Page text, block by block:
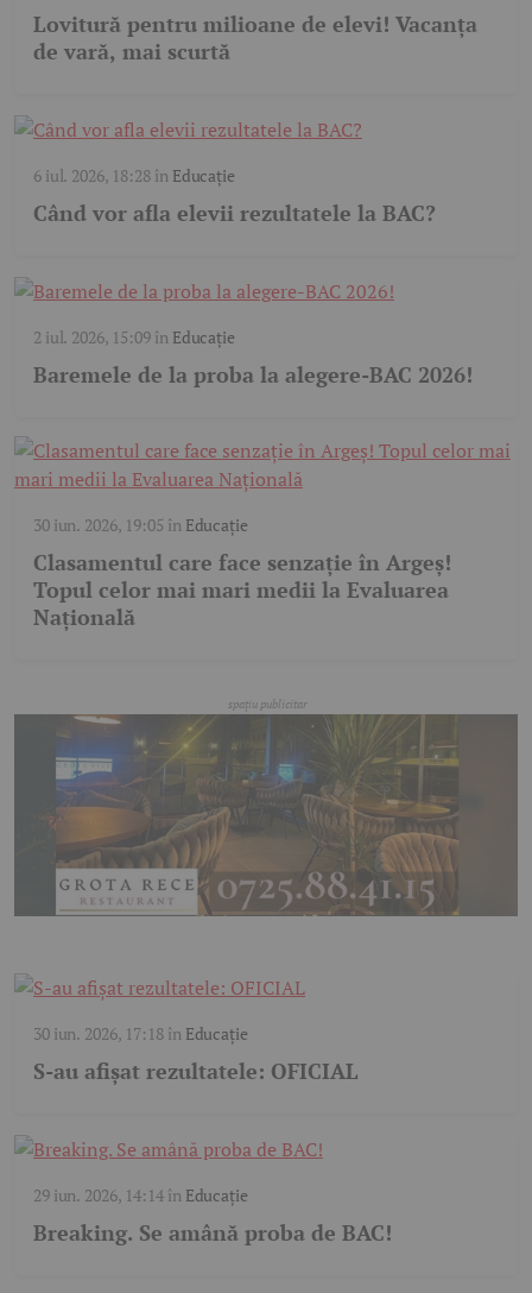
Lovitură pentru milioane de elevi! Vacanța
de vară, mai scurtă
6 iul. 2026, 18:28în Educație
Când vor afla elevii rezultatele la BAC?
2 iul. 2026, 15:09în Educație
Baremele de la proba la alegere-BAC 2026!
30 iun. 2026, 19:05 în Educație
Clasamentul care face senzație în Argeș!
Topul celor mai mari medii la Evaluarea
Națională
30 iun. 2026, 17:18în Educație
S-au afișat rezultatele: OFICIAL
29 iun. 2026, 14:14în Educație
Breaking. Se amână proba de BAC!